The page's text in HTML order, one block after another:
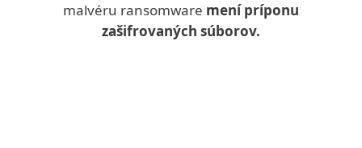
malvéru ransomware mení príponu
zašifrovaných súborov.